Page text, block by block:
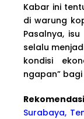
Kabar ini
di warung
Pasalnya,
selalu
kondisi
ngapan”
Surabaya,